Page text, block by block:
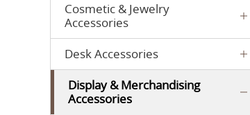
Cosmetic & Jewelry
Accessories
Desk Accessories
Display & Merchandising
Accessories